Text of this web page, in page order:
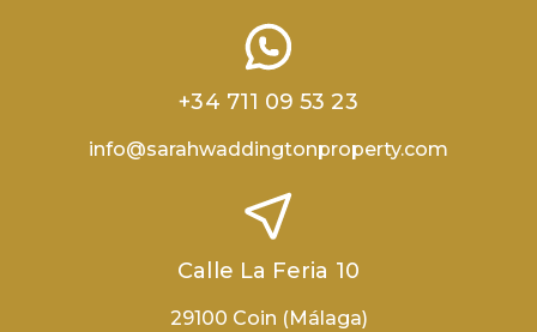
+34 711 09 53 23
info@sarahwaddingtonproperty.com
Calle La Feria 10
29100 Coin (Málaga)